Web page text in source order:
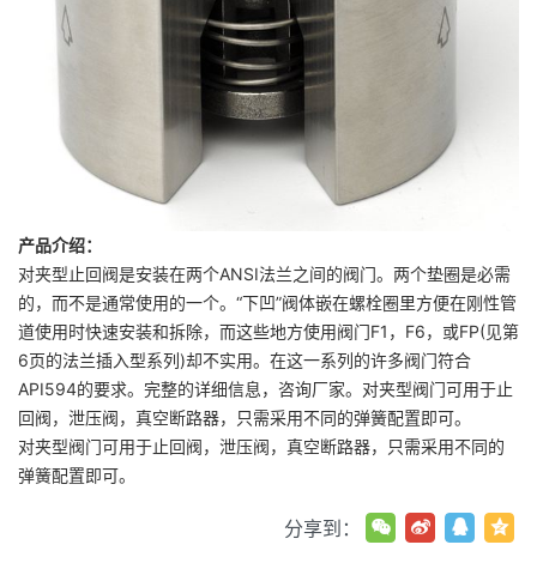
产品介绍：
对夹型止回阀是安装在两个ANSI法兰之间的阀门。两个垫圈是必需
的，而不是通常使用的一个。“下凹”阀体嵌在螺栓圈里方便在刚性管
道使用时快速安装和拆除，而这些地方使用阀门F1，F6，或FP(见第
6页的法兰插入型系列)却不实用。在这一系列的许多阀门符合
API594的要求。完整的详细信息，咨询厂家。对夹型阀门可用于止
回阀，泄压阀，真空断路器，只需采用不同的弹簧配置即可。
对夹型阀门可用于止回阀，泄压阀，真空断路器，只需采用不同的
弹簧配置即可。
分享到：